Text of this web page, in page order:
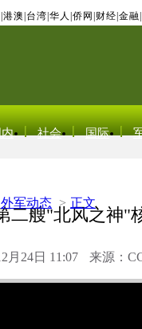
港澳 台湾 华人 侨网 财经 金融
社会 国际
外军动态 > 正文
二艘"北风之神"
月24日 11:07 来源：